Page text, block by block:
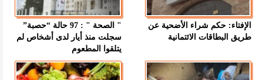
الإفتاء: حكم شراء الأضحية عن
طريق البطاقات الائتمانية
" الصحة " : 97 حالة “حصبة”
سجلت منذ أيار لدى أشخاص لم
يتلقوا المطعوم